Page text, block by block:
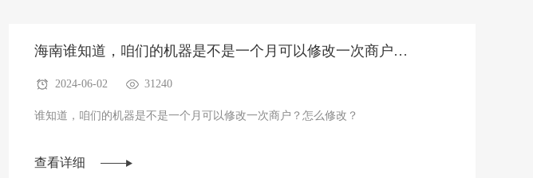
海南谁知道，咱们的机器是不是一个月可以修改一次商户？
怎么修改？
2024-06-02 31240
谁知道，咱们的机器是不是一个月可以修改一次商户？怎么修改？
查看详细